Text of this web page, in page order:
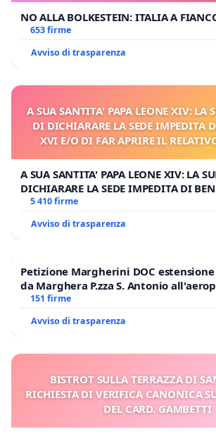
NO ALLA BOLKESTEIN: ITALIA A
653 firme
Avviso di trasparenza
A SUA SANTITA' PAPA LEONE XIV: LA
DI DICHIARARE LA SEDE IMPEDITA
XVI E/O DI FAR APRIRE IL
A SUA SANTITA' PAPA LEONE XIV: LA
DICHIARARE LA SEDE IMPEDITA DI
E/O DI FAR APRIRE IL RELATIVO
5 410 firme
Avviso di trasparenza
Petizione Margherini DOC estensione
da Marghera P.zza S. Antonio
Polo tariffa a € 1,50
151 firme
Avviso di trasparenza
BISTROT SULLA TERRAZZA DI
RICHIESTA DI VERIFICA CANONICA
DEL CARD. GAMBETTI